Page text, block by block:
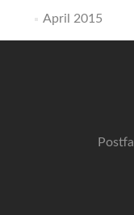
April 2015